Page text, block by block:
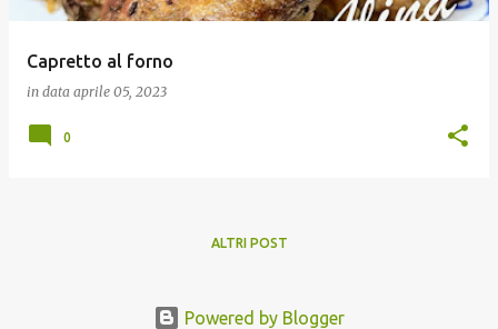
Capretto al forno
in data aprile 05, 2023
0
ALTRI POST
Powered by Blogger